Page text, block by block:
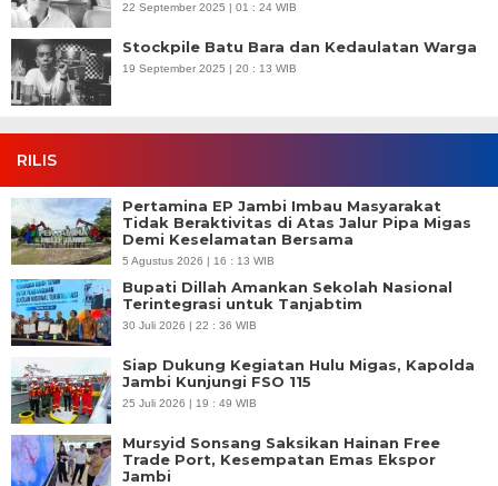
22 September 2025 | 01 : 24 WIB
Stockpile Batu Bara dan Kedaulatan Warga
19 September 2025 | 20 : 13 WIB
RILIS
Pertamina EP Jambi Imbau Masyarakat
Tidak Beraktivitas di Atas Jalur Pipa Migas
Demi Keselamatan Bersama
5 Agustus 2026 | 16 : 13 WIB
Bupati Dillah Amankan Sekolah Nasional
Terintegrasi untuk Tanjabtim
30 Juli 2026 | 22 : 36 WIB
Siap Dukung Kegiatan Hulu Migas, Kapolda
Jambi Kunjungi FSO 115
25 Juli 2026 | 19 : 49 WIB
Mursyid Sonsang Saksikan Hainan Free
Trade Port, Kesempatan Emas Ekspor
Jambi